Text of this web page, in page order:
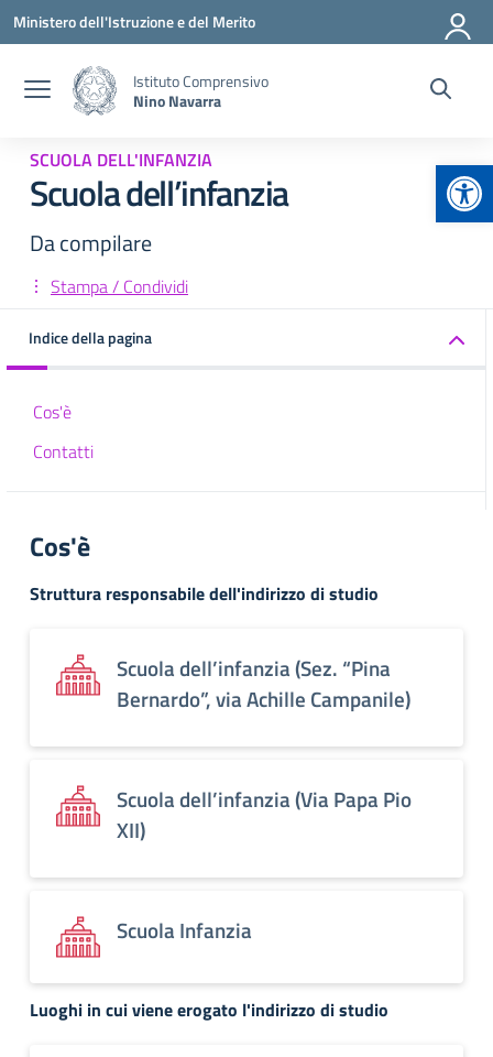
Vai ai contenuti
Vai al menu di navigazione
Vai al footer
Ministero dell'Istruzione e del Merito
Istituto Comprensivo
Nino Navarra
SCUOLA DELL'INFANZIA
Scuola dell’infanzia
Da compilare
Stampa / Condividi
Indice della pagina
Cos'è
Contatti
Cos'è
Struttura responsabile dell'indirizzo di studio
Scuola dell’infanzia (Sez. “Pina
Bernardo”, via Achille Campanile)
Scuola dell’infanzia (Via Papa Pio
XII)
Scuola Infanzia
Luoghi in cui viene erogato l'indirizzo di studio